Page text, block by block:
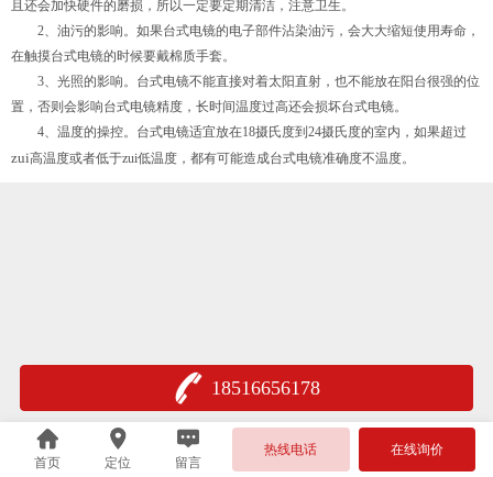
且还会加快硬件的磨损，所以一定要定期清洁，注意卫生。
2、油污的影响。如果台式电镜的电子部件沾染油污，会大大缩短使用寿命，
在触摸台式电镜的时候要戴棉质手套。
3、光照的影响。台式电镜不能直接对着太阳直射，也不能放在阳台很强的位
置，否则会影响台式电镜精度，长时间温度过高还会损坏台式电镜。
4、温度的操控。台式电镜适宜放在18摄氏度到24摄氏度的室内，如果超过
zui高温度或者低于zui低温度，都有可能造成台式电镜准确度不温度。
18516656178
首页 定位 留言
热线电话 在线询价